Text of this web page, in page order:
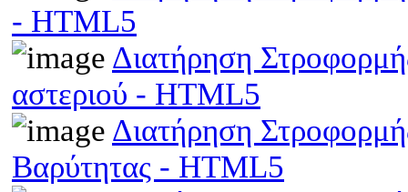
- HTML5
Διατήρηση
αστεριού - HTML5
Διατήρηση
Βαρύτητας - HTML5